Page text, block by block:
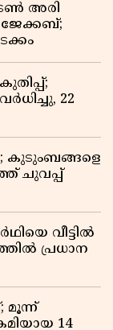
ടൺ അരി
ജേക്കബ്;
22
കുടുംബങ്ങളെ
ചുവപ്പ്
വീട്ടിൽ
പ്രധാന
മൂന്ന്
14